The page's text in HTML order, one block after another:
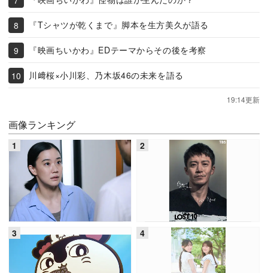
『Tシャツが乾くまで』脚本を生方美久が語る
『映画ちいかわ』EDテーマからその後を考察
川﨑桜×小川彩、乃木坂46の未来を語る
19:14更新
画像ランキング